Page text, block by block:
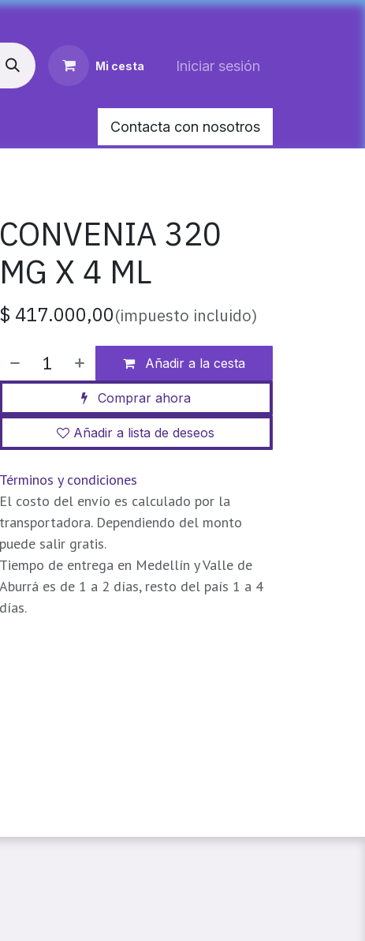
Mi cesta Iniciar sesión
MEDIANO PARA PERRO HEMOLITAN X 60
Contacta con nosotros
CONVENIA 320
MG X 4 ML
$ 417.000,00(impuesto incluido)
Añadir a la cesta
Comprar ahora
Añadir a lista de deseos
Términos y condiciones
El costo del envío es calculado por la
transportadora. Dependiendo del monto
puede salir gratis.
Tiempo de entrega en Medellín y Valle de
Aburrá es de 1 a 2 días, resto del país 1 a 4
días.